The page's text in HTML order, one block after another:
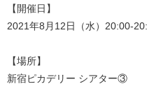
【開催日】
2021年8月12日（水）20:00-
【場所】
新宿ピカデリー シアター③